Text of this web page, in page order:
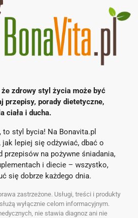
zdrowy styl życia może być
przepisy, porady dietetyczne,
ciała i ducha.
styl bycia! Na Bonavita.pl
lepiej się odżywiać, dbać o
przepisów na pożywne śniadania,
i diecie – wszystko,
się dobrze każdego dnia.
zastrzeżone. Usługi, treści i produkty
wyłącznie celom informacyjnym.
nie stawia diagnoz ani nie